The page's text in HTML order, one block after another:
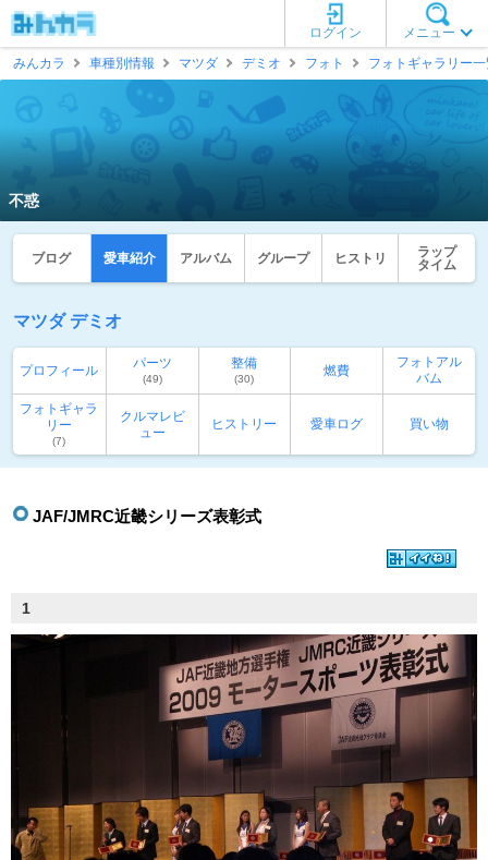
メニュー
ログイン
みんカラ
車種別情報 マツダ デミオ フォト フォトギャラリー
不惑
ブログ 愛車紹介 アルバム グループ ヒストリ
ラップ
タイム
マツダ デミオ
プロフィール パーツ
(49)
整備
(30)
燃費
フォトアル
バム
フォトギャラ
リー
(7)
クルマレビ
ュー
ヒストリー 愛車ログ 買い物
JAF/JMRC近畿シリーズ表彰式
1